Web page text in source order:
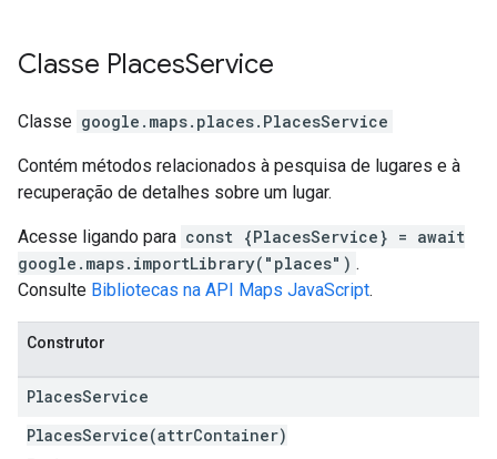
Classe PlacesService
Classe google.maps.places. PlacesService
Contém métodos relacionados à pesquisa de lugares e à
recuperação de detalhes sobre um lugar.
Acesse ligando para const {PlacesService} = await
google.maps.importLibrary("places") .
Consulte Bibliotecas na API Maps JavaScript.
Construtor
PlacesService
PlacesService(attrContainer)